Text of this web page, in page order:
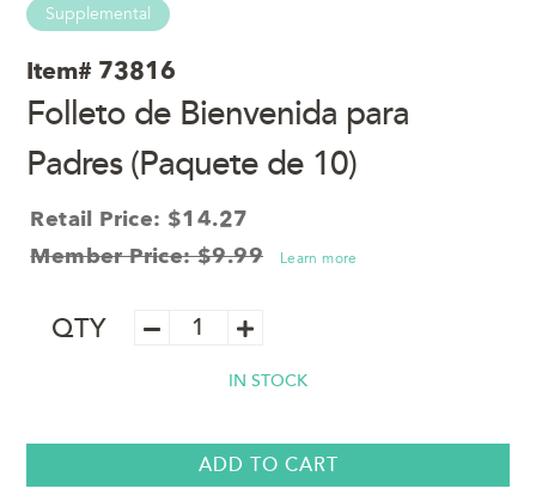
Supplemental
Item# 73816
Folleto de Bienvenida para
Padres (Paquete de 10)
Retail Price: $14.27
Member Price: $9.99
Learn more
Folleto
(Paquete
10)
QTY
IN STOCK
ADD TO CART